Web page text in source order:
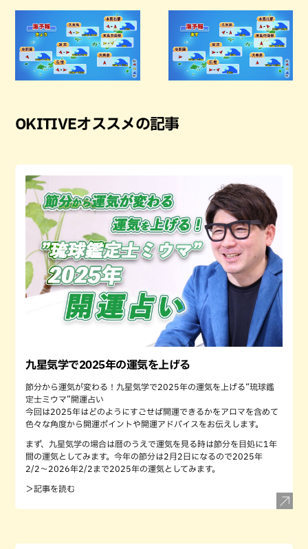
OKITIVEオススメの記事
九星気学で2025年の運気を上げる
節分から運気が変わる！九星気学で2025年の運気を上げる“琉球鑑
定士ミウマ”開運占い
今回は2025年はどのようにすごせば開運できるかをアロマを含めて
色々な角度から開運ポイントや開運アドバイスをお伝えします。
まず、九星気学の場合は暦のうえで運気を見る時は節分を目処に1年
間の運気としてみます。今年の節分は2月2日になるので2025年
2/2〜2026年2/2まで2025年の運気としてみます。
＞記事を読む